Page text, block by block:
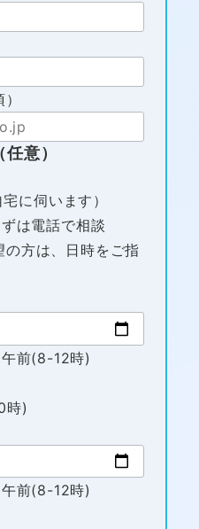
意）
に伺います）
ずは電話で相談
の方は、日時をご指
午前(8-12時)
時)
午前(8-12時)